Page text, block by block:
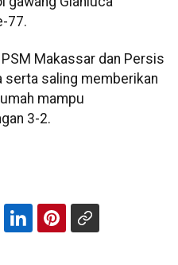
77.
Makassar dan Persis
saling memberikan
mampu
3-2.